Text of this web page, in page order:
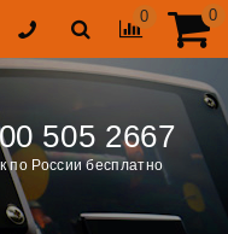
0 0
505 2667
по России бесплатно